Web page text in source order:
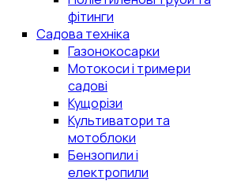
фітинги
Садова техніка
Газонокосарки
Мотокоси і тримери
садові
Кущорізи
Культиватори та
мотоблоки
Бензопили і
електропили